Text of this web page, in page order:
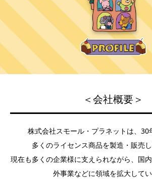
＜会社概要＞
株式会社スモール・プラネットは、30
多くのライセンス商品を製造・販売し
現在も多くの企業様に支えられながら、国
外事業などに領域を拡大してい